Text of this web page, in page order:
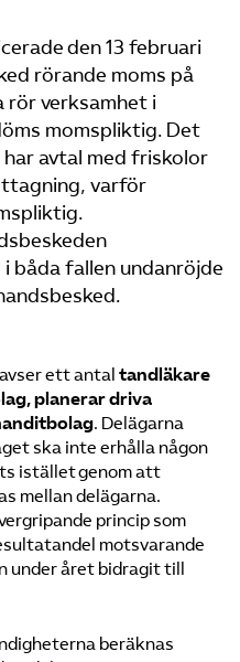
den 13 februari
rörande moms på
rör verksamhet i
momspliktig. Det
avtal med friskolor
varför
båda fallen undanröjde
ett antal tandläkare
planerar driva
. Delägarna
ska inte erhålla någon
istället genom att
mellan delägarna.
princip som
motsvarande
under året bidragit till
beräknas